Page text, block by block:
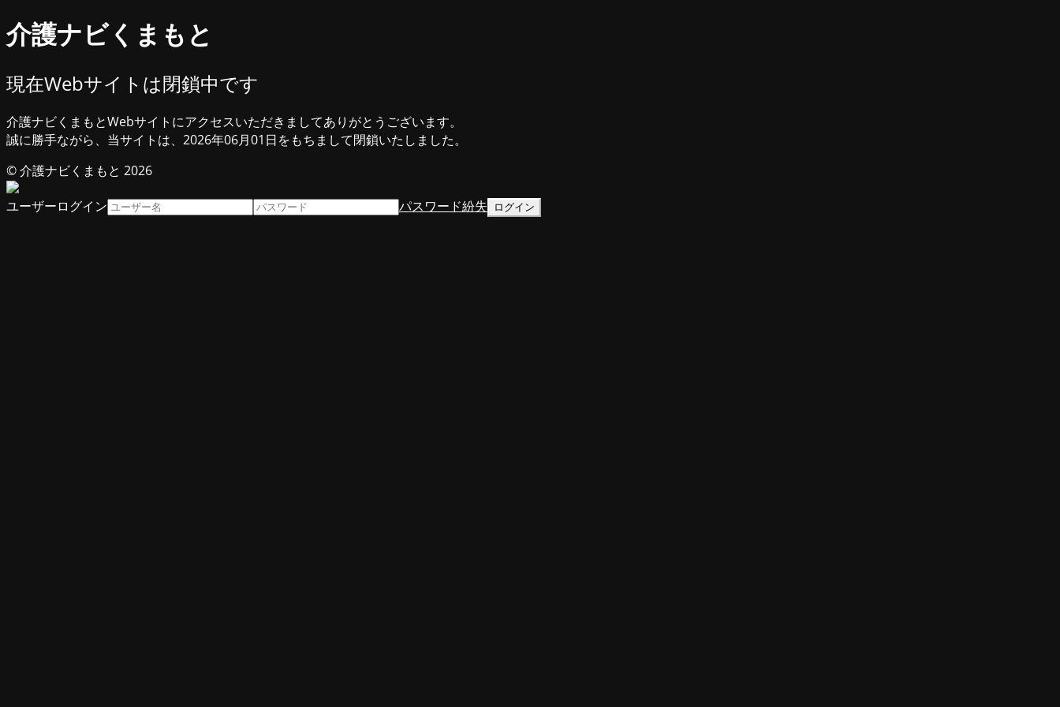
介護ナビくまもと
現在Webサイトは閉鎖中です
介護ナビくまもとWebサイトにアクセスいただきましてありがとうございます。
誠に勝手ながら、当サイトは、2026年06月01日をもちまして閉鎖いたしました。
© 介護ナビくまもと 2026
ユーザーログイン パスワード紛失